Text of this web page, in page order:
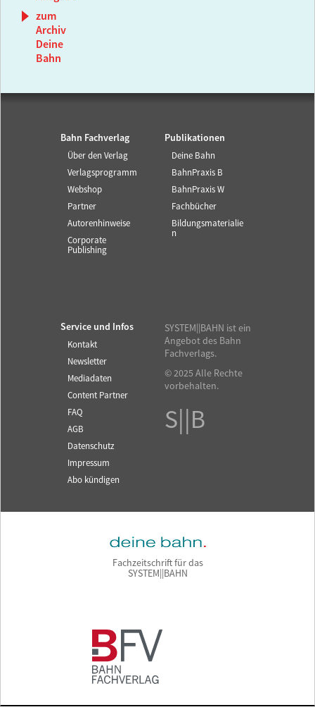
zum
Archiv
Deine
Bahn
Bahn Fachverlag
Über den Verlag
Verlagsprogramm
Webshop
Partner
Autorenhinweise
Corporate
Publishing
Publikationen
Deine Bahn
BahnPraxis B
BahnPraxis W
Fachbücher
Bildungsmaterialie
n
Service und Infos
Kontakt
Newsletter
Mediadaten
Content Partner
FAQ
AGB
Datenschutz
Impressum
Abo kündigen
SYSTEM||BAHN ist ein
Angebot des Bahn
Fachverlags.
© 2025 Alle Rechte
vorbehalten.
S||B
Fachzeitschrift für das
SYSTEM||BAHN